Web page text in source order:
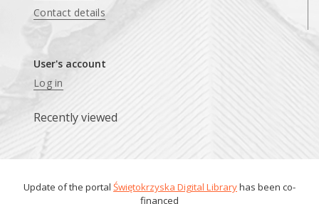
Contact details
User's account
Log in
Recently viewed
Update of the portal Świętokrzyska Digital Libraryhas been co-
financed